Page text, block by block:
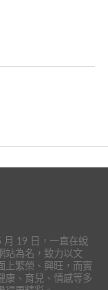
月 19 日，一直在蛻
站為名，致力以文
上繁榮、興旺，而實
康、育兒、情感等多